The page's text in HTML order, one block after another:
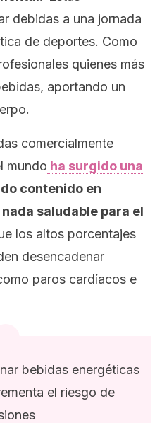
debidas a una jornada
de deportes. Como
quienes más
aportando un
comercialmente
mundo ha surgido una
contenido en
saludable para el
los altos porcentajes
desencadenar
paros cardíacos e
bebidas energéticas
el riesgo de